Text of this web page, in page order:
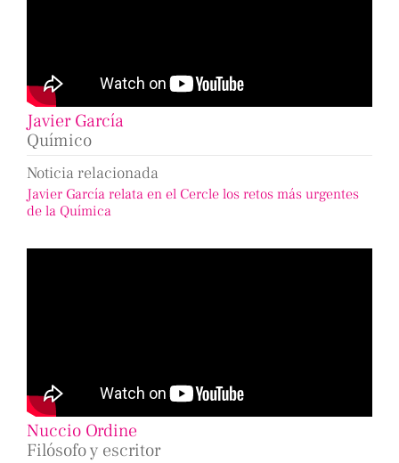
Javier García
Químico
Noticia relacionada
Javier García relata en el Cercle los retos más urgentes
de la Química
Nuccio Ordine
Filósofo y escritor